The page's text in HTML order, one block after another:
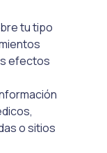
tu tipo
efectos
o sitios